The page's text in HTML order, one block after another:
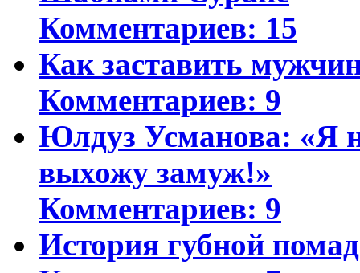
Комментариев: 15
Как заставить
Комментариев: 9
Юлдуз Усманова: «Я
выхожу замуж!»
Комментариев: 9
История губной